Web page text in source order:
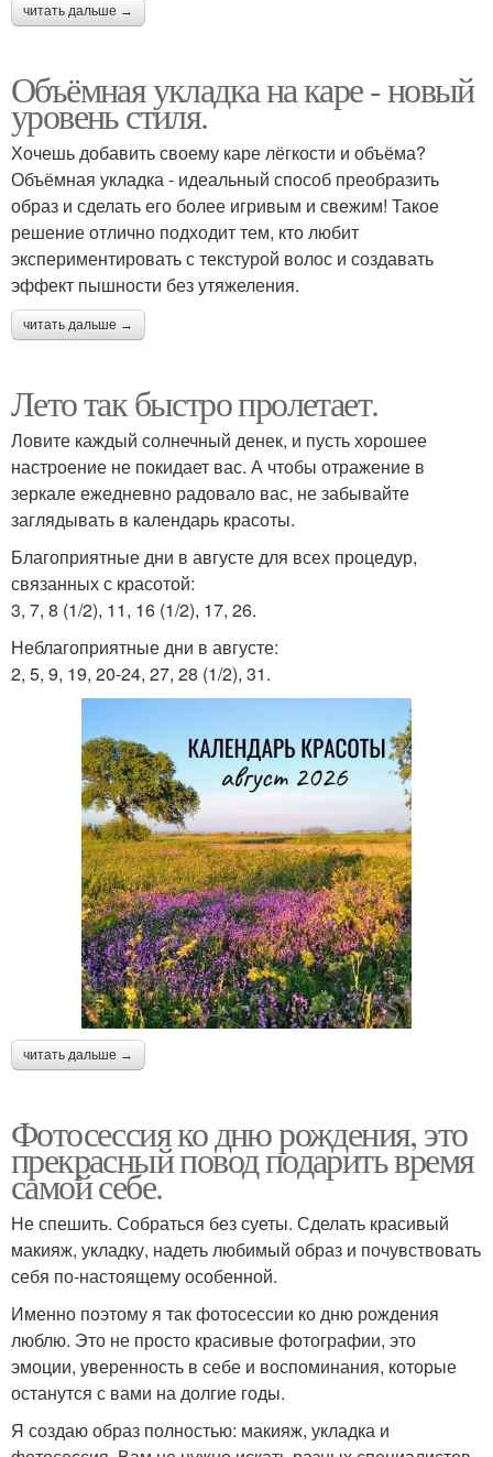
читать дальше →
Объёмная укладка на каре - новый
уровень стиля.
Хочешь добавить своему каре лёгкости и объёма?
Объёмная укладка - идеальный способ преобразить
образ и сделать его более игривым и свежим! Такое
решение отлично подходит тем, кто любит
экспериментировать с текстурой волос и создавать
эффект пышности без утяжеления.
читать дальше →
Лето так быстро пролетает.
Ловите каждый солнечный денек, и пусть хорошее
настроение не покидает вас. А чтобы отражение в
зеркале ежедневно радовало вас, не забывайте
заглядывать в календарь красоты.
Благоприятные дни в августе для всех процедур,
связанных с красотой:
3, 7, 8 (1/2), 11, 16 (1/2), 17, 26.
Неблагоприятные дни в августе:
2, 5, 9, 19, 20-24, 27, 28 (1/2), 31.
читать дальше →
Фотосессия ко дню рождения, это
прекрасный повод подарить время
самой себе.
Не спешить. Собраться без суеты. Сделать красивый
макияж, укладку, надеть любимый образ и почувствовать
себя по-настоящему особенной.
Именно поэтому я так фотосессии ко дню рождения
люблю. Это не просто красивые фотографии, это
эмоции, уверенность в себе и воспоминания, которые
останутся с вами на долгие годы.
Я создаю образ полностью: макияж, укладка и